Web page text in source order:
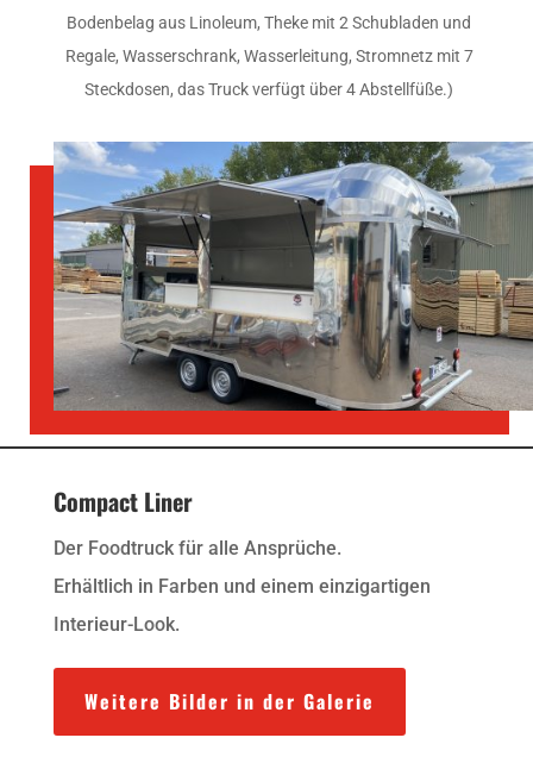
Bodenbelag aus Linoleum, Theke mit 2 Schubladen und
Regale, Wasserschrank, Wasserleitung, Stromnetz mit 7
Steckdosen, das Truck verfügt über 4 Abstellfüße.)
Compact Liner
Der Foodtruck für alle Ansprüche.
Erhältlich in Farben und einem einzigartigen
Interieur-Look.
Weitere Bilder in der Galerie